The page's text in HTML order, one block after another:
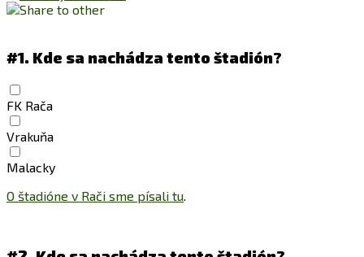
#1. Kde sa nachádza tento štadión?
FK Rača
Vrakuňa
Malacky
O štadióne v Rači sme písali tu